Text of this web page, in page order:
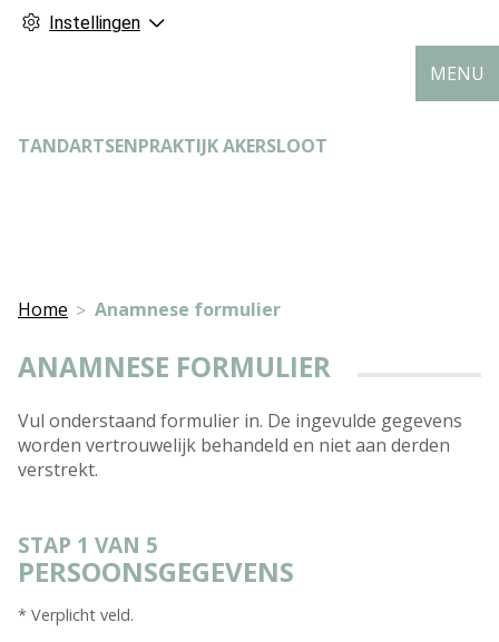
Instellingen
TANDARTSENPRAKTIJK AKERSLOOT
MENU
Home Anamnese formulier
ANAMNESE FORMULIER
Vul onderstaand formulier in. De ingevulde gegevens
worden vertrouwelijk behandeld en niet aan derden
verstrekt.
STAP 1 VAN 5
PERSOONSGEGEVENS
* Verplicht veld.